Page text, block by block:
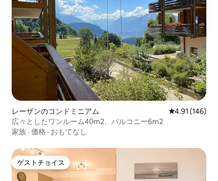
レーザンのコンドミニアム レビュー146
4.91 (146)
広々としたワンルーム40m2、バルコニー6m2
家族 · 価格 · おもてなし
ゲストチョイス
ゲストチョイス